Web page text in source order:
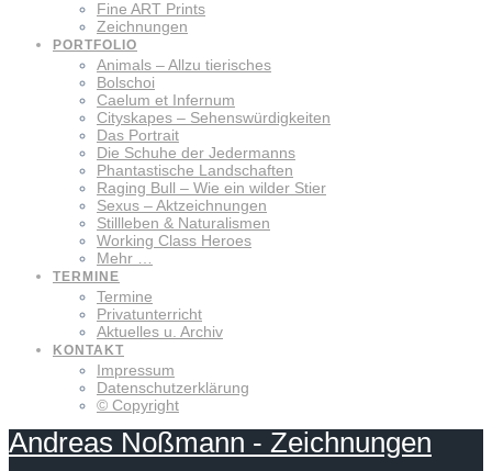
Fine ART Prints
Zeichnungen
PORTFOLIO
Animals – Allzu tierisches
Bolschoi
Caelum et Infernum
Cityskapes – Sehenswürdigkeiten
Das Portrait
Die Schuhe der Jedermanns
Phantastische Landschaften
Raging Bull – Wie ein wilder Stier
Sexus – Aktzeichnungen
Stillleben & Naturalismen
Working Class Heroes
Mehr …
TERMINE
Termine
Privatunterricht
Aktuelles u. Archiv
KONTAKT
Impressum
Datenschutzerklärung
© Copyright
Andreas Noßmann - Zeichnungen